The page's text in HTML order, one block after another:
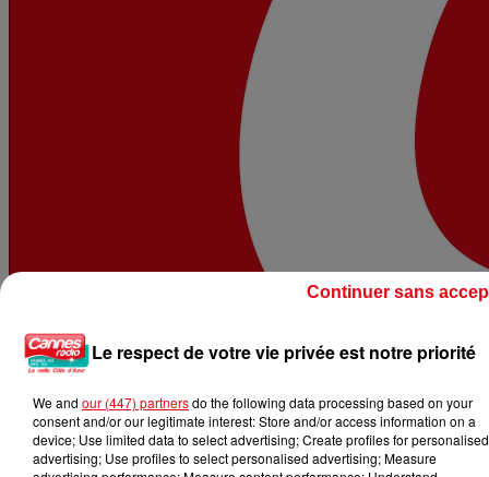
Le respect de votre vie privée est notre priorité
We and our (447) partnersdo the following data processing based on your
consent and/or our legitimate interest: Store and/or access information on a
device; Use limited data to select advertising; Create profiles for personalised
advertising; Use profiles to select personalised advertising; Measure
Continuer sans